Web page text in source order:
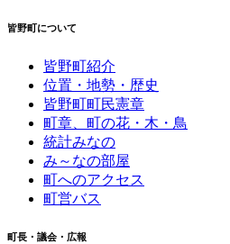
皆野町について
皆野町紹介
位置・地勢・歴史
皆野町町民憲章
町章、町の花・木・鳥
統計みなの
み～なの部屋
町へのアクセス
町営バス
町長・議会・広報